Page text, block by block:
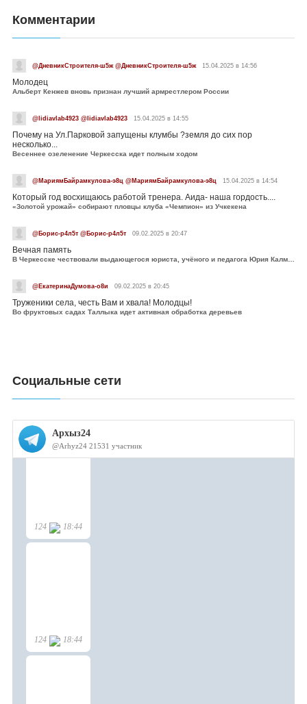
Комментарии
@ДневникСтроителя-ш5ж @ДневникСтроителя-ш5ж 15.04.2025 в 14:56
Молодец
Альберт Кенжев вновь признан лучший армрестлером России
@lidiavlab4923 @lidiavlab4923 15.04.2025 в 14:55
Почему на Ул.Парковой запущены клумбы ?земля до сих пор
несколько...
Весеннее озеленение Черкесска идет полным ходом
@МариямБайрамкулова-э8ц @МариямБайрамкулова-э8ц 15.04.2025 в 14:54
Который год восхищаюсь работой тренера. Аида- наша гордость....
«Золотой урожай» собирают пловцы клуба «Чемпион» из Учкекена
@Борис-р4л5т @Борис-р4л5т 09.02.2025 в 20:47
Вечная память
В Черкесске чествовали выдающегося юриста, учёного и педагога Юрия Калмыкова
@ЕкатеринаДумова-о8и 09.02.2025 в 20:45
Труженики села, честь Вам и хвала! Молодцы!
Во фруктовых садах Таллыка идет активная обработка деревьев
Социальные сети